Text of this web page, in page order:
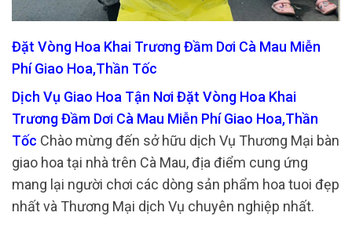
Đặt Vòng Hoa Khai Trương Đầm Dơi Cà Mau Miễn
Phí Giao Hoa,Thần Tốc
Dịch Vụ Giao Hoa Tận Nơi Đặt Vòng Hoa Khai
Trương Đầm Dơi Cà Mau Miễn Phí Giao Hoa,Thần
Tốc Chào mừng đến sở hữu dịch Vụ Thương Mại bàn
giao hoa tại nhà trên Cà Mau, địa điểm cung ứng
mang lại người chơi các dòng sản phẩm hoa tuoi đẹp
nhất và Thương Mại dịch Vụ chuyên nghiệp nhất.